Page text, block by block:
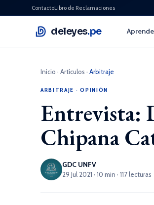
ContactoLibro de Reclamaciones
deleyes.pe
Inicio · Artículos · Arbitraje
ARBITRAJE ·OPINIÓN
Entrevista:
Chipana
GDC UNFV
29 Jul 2021 · 10 min · 117 lecturas